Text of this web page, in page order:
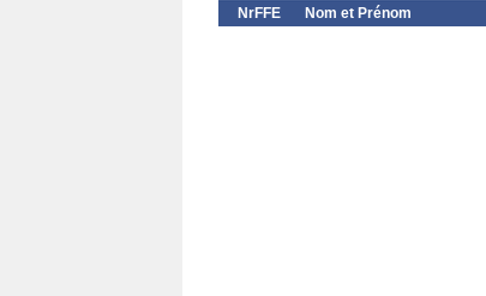
NrFFE Nom et Prénom